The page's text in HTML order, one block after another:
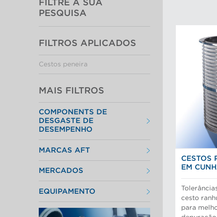
FILTRE A SUA
PESQUISA
FILTROS APLICADOS
Cestos peneira
MAIS FILTROS
COMPONENTS DE
DESGASTE DE
DESEMPENHO
Discos e insertos do refinador
Elementos do filtro
Placas depuradoras
Rotores de depurador
MARCAS AFT
Refinação Finebar
Sistemas de aproximação POM
Tecnologia Aikawa
MERCADOS
papel
Cilindros e placas industriais
Depuração e separação de
EQUIPAMENTO
Preparação do material
CESTOS
EM
cesto
para